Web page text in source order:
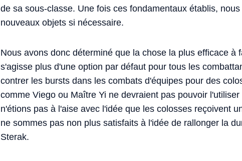
de sa sous-classe. Une fois ces fondamentaux établis,
nouveaux objets si nécessaire.
Nous avons donc déterminé que la chose la plus efficace
s'agisse plus d'une option par défaut pour tous les
contrer les bursts dans les combats d'équipes pour des
comme Viego ou Maître Yi ne devraient pas pouvoir
n'étions pas à l'aise avec l'idée que les colosses reçoivent
ne sommes pas non plus satisfaits à l'idée de rallonger la
Sterak.